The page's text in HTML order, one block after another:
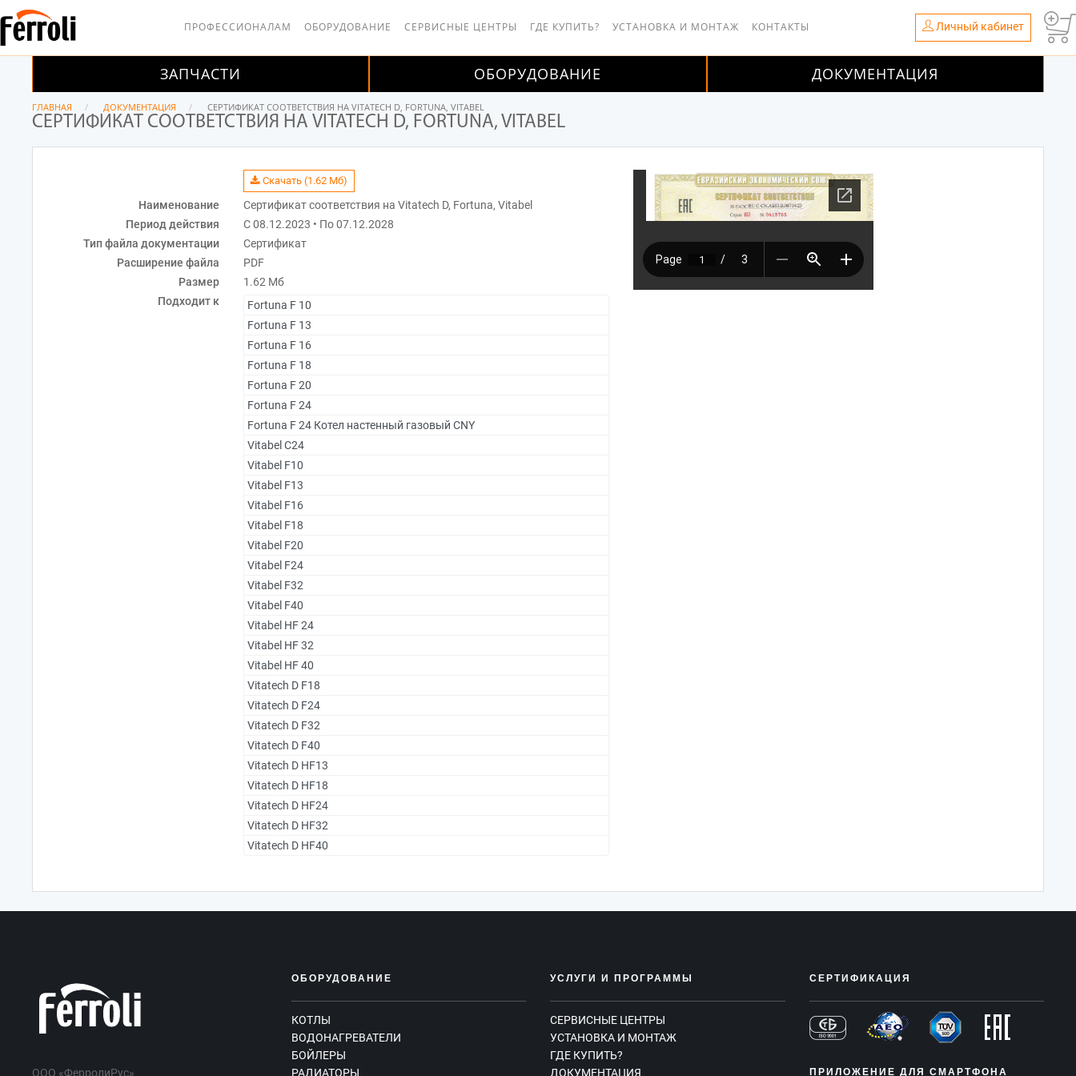
ПРОФЕССИОНАЛАМ ОБОРУДОВАНИЕ СЕРВИСНЫЕ ЦЕНТРЫ ГДЕ КУПИТЬ? УСТАНОВКА И МОНТАЖ КОНТАКТЫ Личный кабинет
ЗАПЧАСТИ ОБОРУДОВАНИЕ ДОКУМЕНТАЦИЯ
ГЛАВНАЯ ДОКУМЕНТАЦИЯ СЕРТИФИКАТ СООТВЕТСТВИЯ НА VITATECH D, FORTUNA, VITABEL
СЕРТИФИКАТ СООТВЕТСТВИЯ НА VITATECH D, FORTUNA, VITABEL
Скачать (1.62 Мб)
Наименование
Сертификат соответствия на Vitatech D, Fortuna, Vitabel
Период действия
С 08.12.2023 • По 07.12.2028
Тип файла документации
Сертификат
Расширение файла
PDF
Размер
1.62 Мб
Подходит к
Fortuna F 10
Fortuna F 13
Fortuna F 16
Fortuna F 18
Fortuna F 20
Fortuna F 24
Fortuna F 24 Котел настенный газовый CNY
Vitabel C24
Vitabel F10
Vitabel F13
Vitabel F16
Vitabel F18
Vitabel F20
Vitabel F24
Vitabel F32
Vitabel F40
Vitabel HF 24
Vitabel HF 32
Vitabel HF 40
Vitatech D F18
Vitatech D F24
Vitatech D F32
Vitatech D F40
Vitatech D HF13
Vitatech D HF18
Vitatech D HF24
Vitatech D HF32
Vitatech D HF40
ООО «ФерролиРус»
ОБОРУДОВАНИЕ
КОТЛЫ
ВОДОНАГРЕВАТЕЛИ
БОЙЛЕРЫ
РАДИАТОРЫ
УСЛУГИ И ПРОГРАММЫ
СЕРВИСНЫЕ ЦЕНТРЫ
УСТАНОВКА И МОНТАЖ
ГДЕ КУПИТЬ?
ДОКУМЕНТАЦИЯ
СЕРТИФИКАЦИЯ
ПРИЛОЖЕНИЕ ДЛЯ СМАРТФОНА